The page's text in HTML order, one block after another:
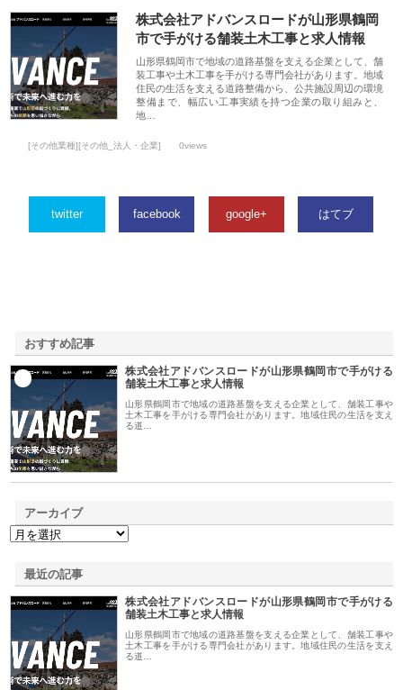
株式会社アドバンスロードが山形県鶴岡
市で手がける舗装土木工事と求人情報
山形県鶴岡市で地域の道路基盤を支える企業として、舗
装工事や土木工事を手がける専門会社があります。地域
住民の生活を支える道路整備から、公共施設周辺の環境
整備まで、幅広い工事実績を持つ企業の取り組みと、
地…
[その他業種][その他_法人・企業] 0views
twitter facebook google+ はてブ
おすすめ記事
株式会社アドバンスロードが山形県鶴岡市で手がける
舗装土木工事と求人情報
山形県鶴岡市で地域の道路基盤を支える企業として、舗装工事や
土木工事を手がける専門会社があります。地域住民の生活を支え
る道…
アーカイブ
最近の記事
株式会社アドバンスロードが山形県鶴岡市で手がける
舗装土木工事と求人情報
山形県鶴岡市で地域の道路基盤を支える企業として、舗装工事や
土木工事を手がける専門会社があります。地域住民の生活を支え
る道…